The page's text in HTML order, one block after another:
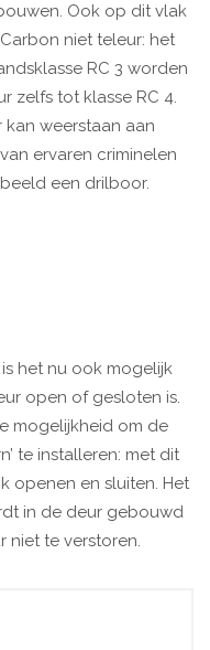
Ook op dit vlak
niet teleur: het
RC 3 worden
zelfs tot klasse RC 4.
weerstaan aan
ervaren criminelen
een drilboor.
het nu ook mogelijk
open of gesloten is.
mogelijkheid om de
te installeren: met dit
openen en sluiten. Het
in de deur gebouwd
niet te verstoren.